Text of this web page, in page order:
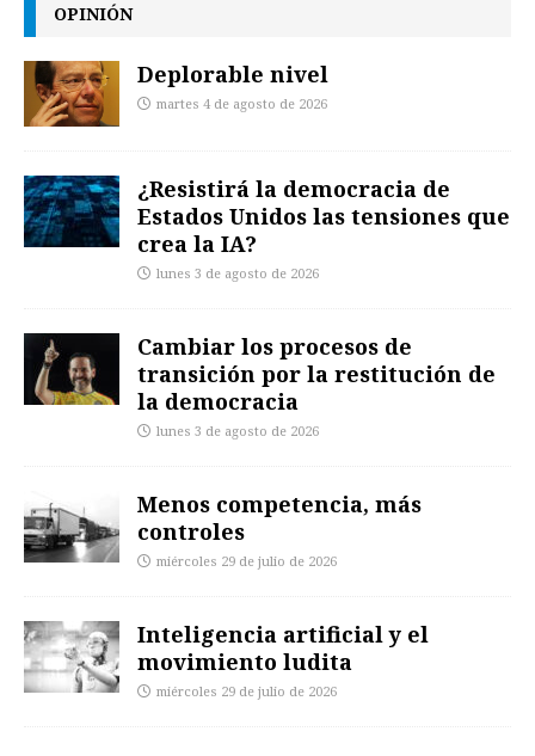
OPINIÓN
Deplorable nivel
martes 4 de agosto de 2026
¿Resistirá la democracia de
Estados Unidos las tensiones que
crea la IA?
lunes 3 de agosto de 2026
Cambiar los procesos de
transición por la restitución de
la democracia
lunes 3 de agosto de 2026
Menos competencia, más
controles
miércoles 29 de julio de 2026
Inteligencia artificial y el
movimiento ludita
miércoles 29 de julio de 2026